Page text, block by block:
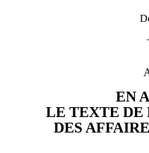
EN
LE TEXTE DE
DES